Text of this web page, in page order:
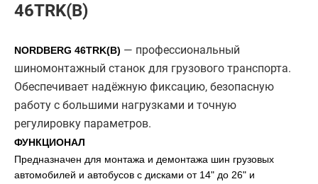
46TRK(B)
NORDBERG 46TRK(B) — профессиональный
шиномонтажный станок для грузового транспорта.
Обеспечивает надёжную фиксацию, безопасную
работу с большими нагрузками и точную
регулировку параметров.
ФУНКЦИОНАЛ
Предназначен для монтажа и демонтажа шин грузовых
автомобилей и автобусов с дисками от 14" до 26" и